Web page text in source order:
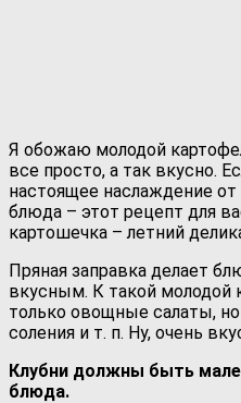
Я обожаю молодой
все просто, а так вкусно.
настоящее наслаждение
блюда – этот рецепт для
картошечка – летний
Пряная заправка делает
вкусным. К такой молодой
только овощные салаты,
соления и т. п. Ну, очень
Клубни должны быть
блюда.